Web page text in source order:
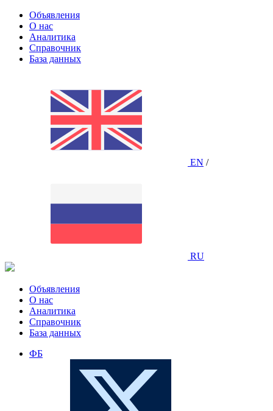
Объявления
О нас
Аналитика
Справочник
База данных
EN /
RU
Объявления
О нас
Аналитика
Справочник
База данных
ФБ